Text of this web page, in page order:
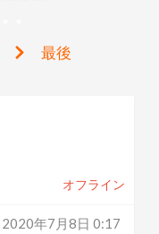
最後
オフライン
2020年7月8日 0:17